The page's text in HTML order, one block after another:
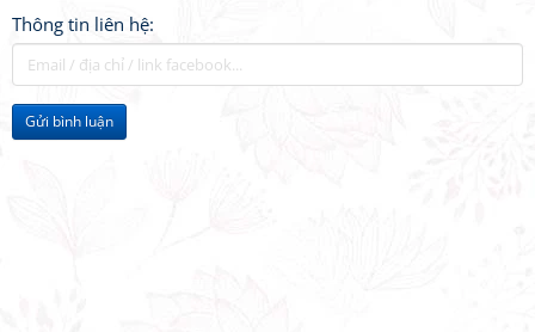
Thông tin liên hệ:
Gửi bình luận